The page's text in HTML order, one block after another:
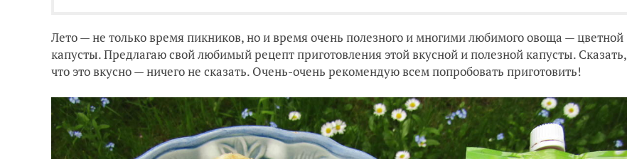
Лето — не только время пикников, но и время очень полезного и многими любимого овоща — цветной
капусты. Предлагаю свой любимый рецепт приготовления этой вкусной и полезной капусты. Сказать,
что это вкусно — ничего не сказать. Очень-очень рекомендую всем попробовать приготовить!